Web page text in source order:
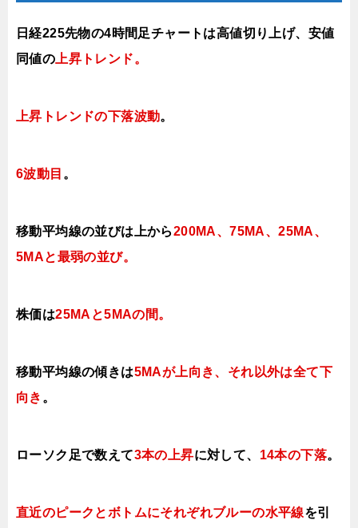
日経225先物の4時間足チャートは高値切り上げ、安値
同値の 上昇トレンド。
上昇トレンドの下落波動。
6波動目 。
移動平均線の並びは上から200MA、75MA、25MA、
5MAと最弱の並び。
株価は25MAと5MAの間。
移動平均線の傾きは5MAが上向き、それ以外は全て下
向き 。
ローソク足で数えて3本の上昇に対して、 14本の下落。
直近のピークとボトムにそれぞれブルーの水平線を引